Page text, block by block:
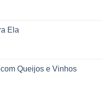
Ela
Queijos e Vinhos